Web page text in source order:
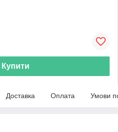
Купити
Доставка Оплата Умови